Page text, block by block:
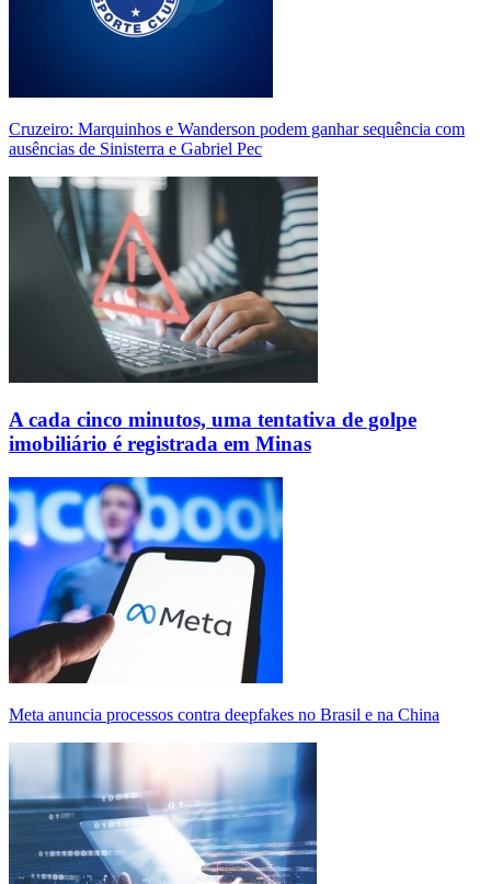
Cruzeiro: Marquinhos e Wanderson podem ganhar sequência com
ausências de Sinisterra e Gabriel Pec
A cada cinco minutos, uma tentativa de golpe
imobiliário é registrada em Minas
Meta anuncia processos contra deepfakes no Brasil e na China